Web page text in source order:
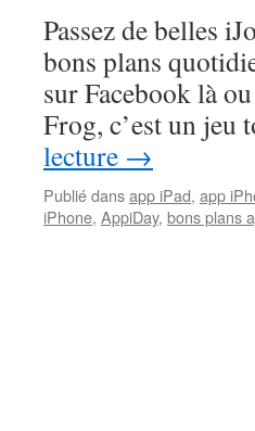
Passez de belles
bons plans
sur Facebook là
Frog, c’est un
lecture →
Publié dansapp iPad, app
iPhone, AppiDay, bons plans